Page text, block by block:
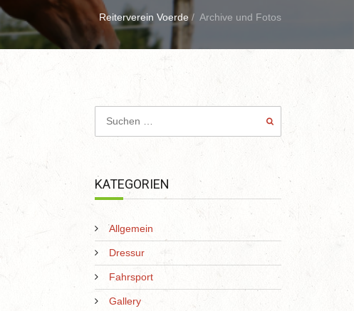
Reiterverein Voerde / Archive und Fotos
KATEGORIEN
Allgemein
Dressur
Fahrsport
Gallery